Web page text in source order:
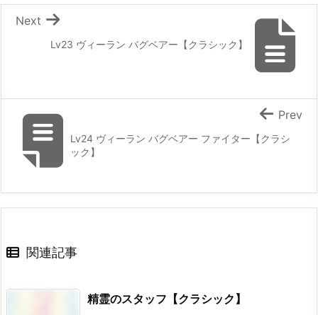
Lv23 ヴィーラン バグベアー【クラシック】
Next
Lv24 ヴィーラン バグベアー ファイター【クラシ
ック】
Prev
関連記事
精霊のスタッフ【クラシック】